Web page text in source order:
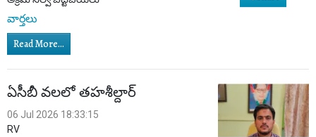
వార్తలు
Read More...
ఏసీబీ వలలో తహశీల్దార్
06 Jul 2026 18:33:15
RV